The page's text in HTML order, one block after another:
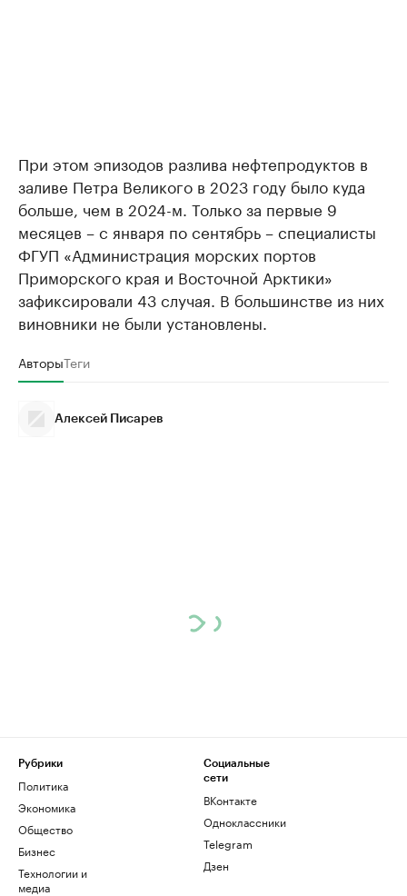
При этом эпизодов разлива нефтепродуктов в
заливе Петра Великого в 2023 году было куда
больше, чем в 2024-м. Только за первые 9
месяцев – с января по сентябрь – специалисты
ФГУП «Администрация морских портов
Приморского края и Восточной Арктики»
зафиксировали 43 случая. В большинстве из них
виновники не были установлены.
АвторыТеги
Алексей Писарев
Рубрики
Политика
Экономика
Общество
Бизнес
Технологии и
медиа
Социальные
сети
ВКонтакте
Одноклассники
Telegram
Дзен